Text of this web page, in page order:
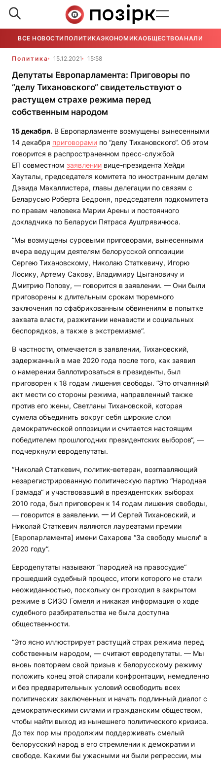
ВСЕ НОВОСТИ ПОЛИТИКАЭКОНОМИКАОБЩЕСТВОАНАЛИТИКА
Политика 15.12.2021 15:58
Депутаты Европарламента: Приговоры по
“делу Тихановского“ свидетельствуют о
растущем страхе режима перед
собственным народом
15 декабря. В Европарламенте возмущены вынесенными
14 декабря приговорами по “делу Тихановского“. Об этом
говорится в распространенном пресс-службой
ЕП совместном заявлении вице-президента Хейди
Хауталы, председателя комитета по иностранным делам
Дэвида Макаллистера, главы делегации по связям с
Беларусью Роберта Бедроня, председателя подкомитета
по правам человека Марии Арены и постоянного
докладчика по Беларуси Пятраса Ауштрявичюса.
“Мы возмущены суровыми приговорами, вынесенными
вчера ведущим деятелям белорусской оппозиции
Сергею Тихановскому, Николаю Статкевичу, Игорю
Лосику, Артему Сакову, Владимиру Цыгановичу и
Дмитрию Попову, — говорится в заявлении. — Они были
приговорены к длительным срокам тюремного
заключения по сфабрикованным обвинениям в попытке
захвата власти, разжигании ненависти и социальных
беспорядков, а также в экстремизме“.
В частности, отмечается в заявлении, Тихановский,
задержанный в мае 2020 года после того, как заявил
о намерении баллотироваться в президенты, был
приговорен к 18 годам лишения свободы. “Это отчаянный
акт мести со стороны режима, направленный также
против его жены, Светланы Тихановской, которая
сумела объединить вокруг себя широкие слои
демократической оппозиции и считается настоящим
победителем прошлогодних президентских выборов“, —
подчеркнули евродепутаты.
“Николай Статкевич, политик-ветеран, возглавляющий
незарегистрированную политическую партию “Народная
Грамада“ и участвовавший в президентских выборах
2010 года, был приговорен к 14 годам лишения свободы,
— говорится в заявлении. — И Сергей Тихановский, и
Николай Статкевич являются лауреатами премии
[Европарламента] имени Сахарова “За свободу мысли“ в
2020 году“.
Евродепутаты называют “пародией на правосудие“
прошедший судебный процесс, итоги которого не стали
неожиданностью, поскольку он проходил в закрытом
режиме в СИЗО Гомеля и никакая информация о ходе
судебного разбирательства не была доступна
общественности.
“Это ясно иллюстрирует растущий страх режима перед
собственным народом, — считают евродепутаты. — Мы
вновь повторяем свой призыв к белорусскому режиму
положить конец этой спирали конфронтации, немедленно
и без предварительных условий освободить всех
политических заключенных и начать подлинный диалог с
демократическими силами и гражданским обществом,
чтобы найти выход из нынешнего политического кризиса.
До тех пор мы продолжим поддерживать смелый
белорусский народ в его стремлении к демократии и
свободе. Какими бы ужасными ни были репрессии, мы